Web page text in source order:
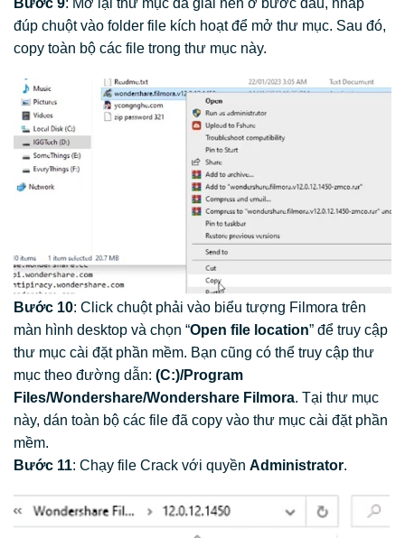
đúp chuột vào folder file kích hoạt để mở thư mục. Sau đó,
copy toàn bộ các file trong thư mục này.
Bước 10: Click chuột phải vào biểu tượng Filmora trên
màn hình desktop và chọn “Open file location” để truy cập
thư mục cài đặt phần mềm. Bạn cũng có thể truy cập thư
mục theo đường dẫn: (C:)/Program
Files/Wondershare/Wondershare Filmora. Tại thư mục
này, dán toàn bộ các file đã copy vào thư mục cài đặt phần
mềm.
Bước 11: Chạy file Crack với quyền Administrator.